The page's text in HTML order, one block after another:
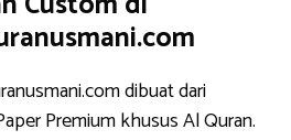
dibuat dari
Premium khusus Al Quran.